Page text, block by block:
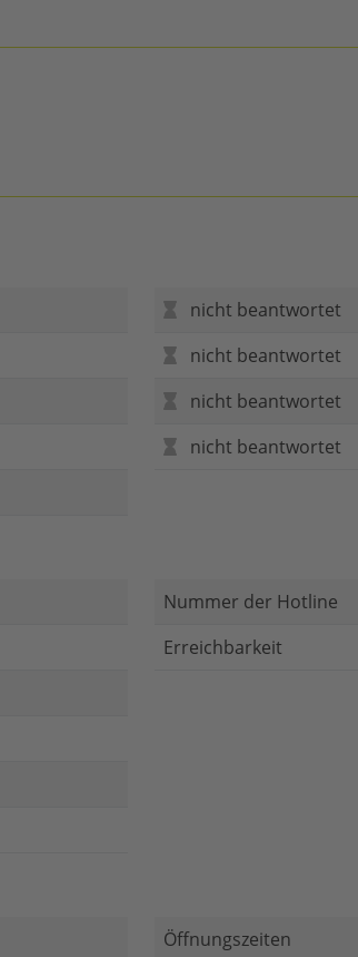
nicht beantwortet
nicht beantwortet
nicht beantwortet
nicht beantwortet
Nummer der Hotline
Erreichbarkeit
Öffnungszeiten